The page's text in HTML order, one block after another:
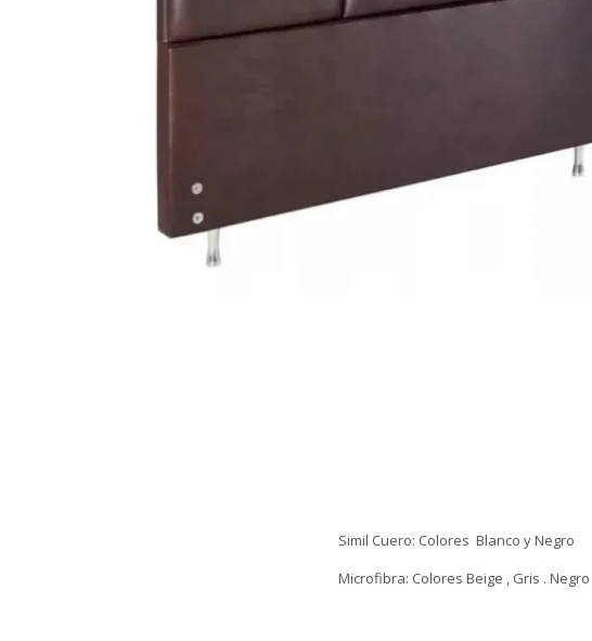
Simil Cuero: Colores Blanco y Negro
Microfibra: Colores Beige , Gris . Negro